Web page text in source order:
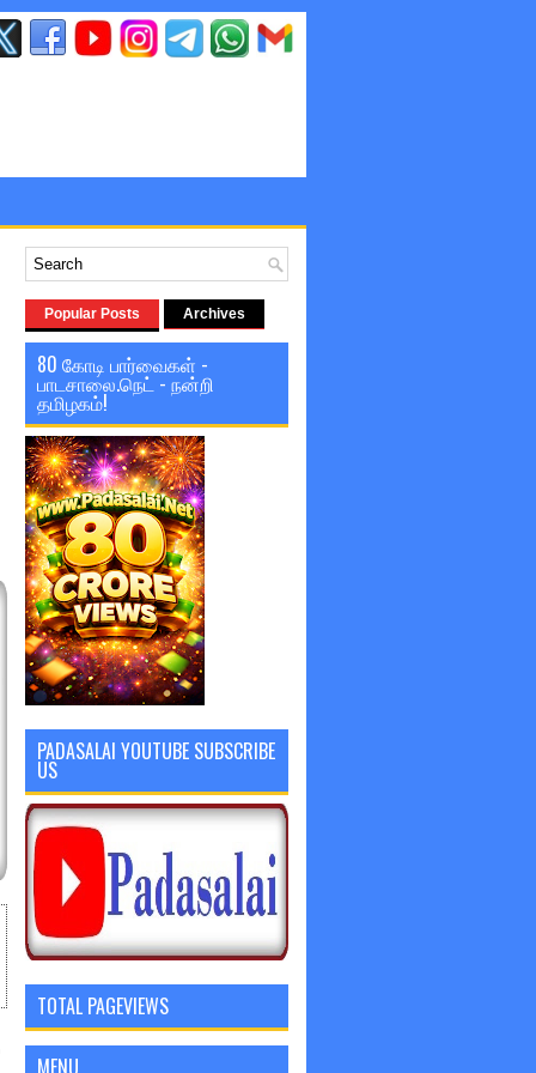
Popular Posts Archives
80 கோடி பார்வைகள் -
பாடசாலை.நெட் - நன்றி
தமிழகம்!
PADASALAI YOUTUBE SUBSCRIBE
US
TOTAL PAGEVIEWS
MENU